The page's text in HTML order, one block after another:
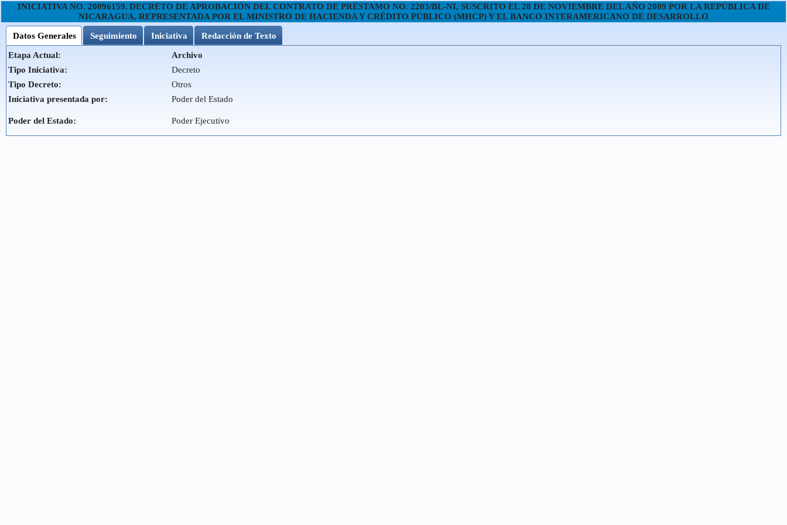
INICIATIVA NO. 20096159. DECRETO DE APROBACIÓN DEL CONTRATO DE PRÉSTAMO NO. 2203/BL-NI, SUSCRITO EL 28 DE NOVIEMBRE DEL AÑO 2009 POR LA REPÚBLICA DE
NICARAGUA, REPRESENTADA POR EL MINISTRO DE HACIENDA Y CRÉDITO PÚBLICO (MHCP) Y EL BANCO INTERAMERICANO DE DESARROLLO
Datos Generales Seguimiento Iniciativa Redacción de Texto
Etapa Actual:
Archivo
Tipo Iniciativa:
Decreto
Tipo Decreto:
Otros
Iniciativa presentada por:
Poder del Estado
Poder del Estado: Poder Ejecutivo